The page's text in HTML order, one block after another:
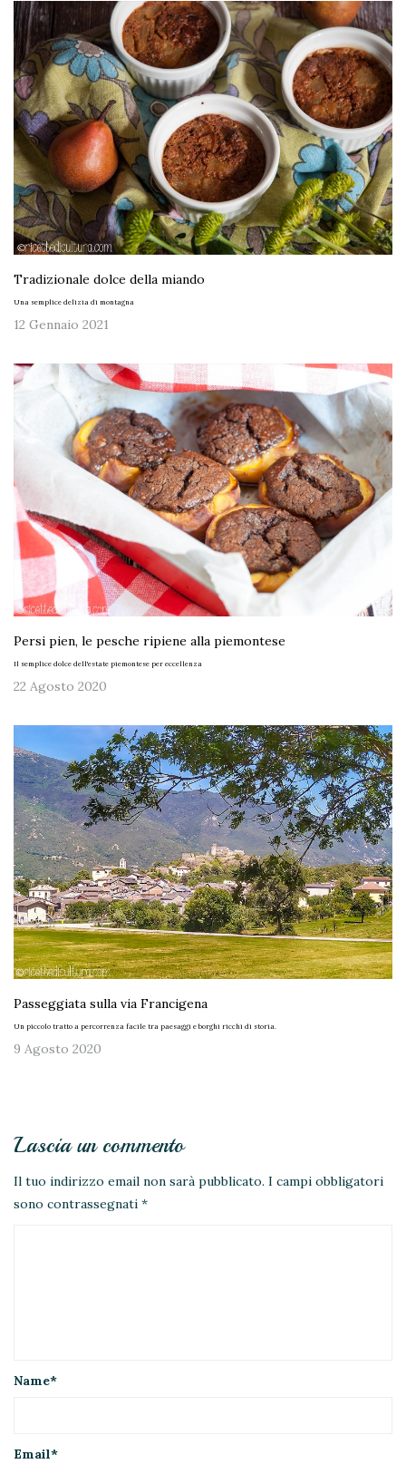
Tradizionale dolce della miando
Una semplice delizia di montagna
12 Gennaio 2021
Persi pien, le pesche ripiene alla piemontese
Il semplice dolce dell'estate piemontese per eccellenza
22 Agosto 2020
Passeggiata sulla via Francigena
Un piccolo tratto a percorrenza facile tra paesaggi e borghi ricchi di storia.
9 Agosto 2020
Lascia un commento
Il tuo indirizzo email non sarà pubblicato. I campi obbligatori
sono contrassegnati *
Name*
Email*